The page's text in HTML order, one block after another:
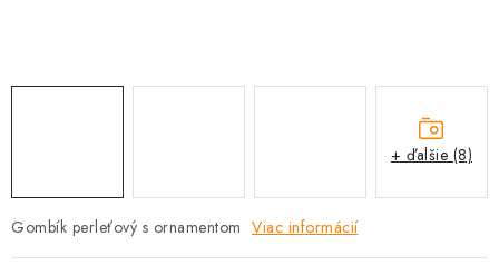
Gombík perleťový s ornamentom Viac informácií
+ ďalšie (8)